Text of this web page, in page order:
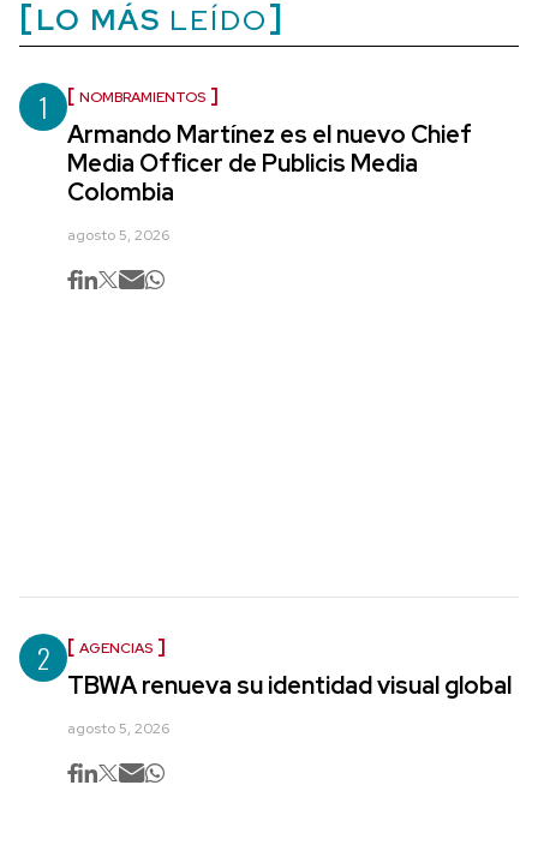
LO MÁS LEÍDO
1 NOMBRAMIENTOS
Armando Martínez es el nuevo Chief
Media Officer de Publicis Media
Colombia
agosto 5, 2026
2 AGENCIAS
TBWA renueva su identidad visual global
agosto 5, 2026